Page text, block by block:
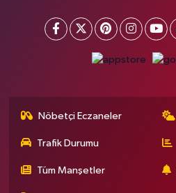
Nöbetçi Eczaneler
Trafik Durumu
Tüm Manşetler